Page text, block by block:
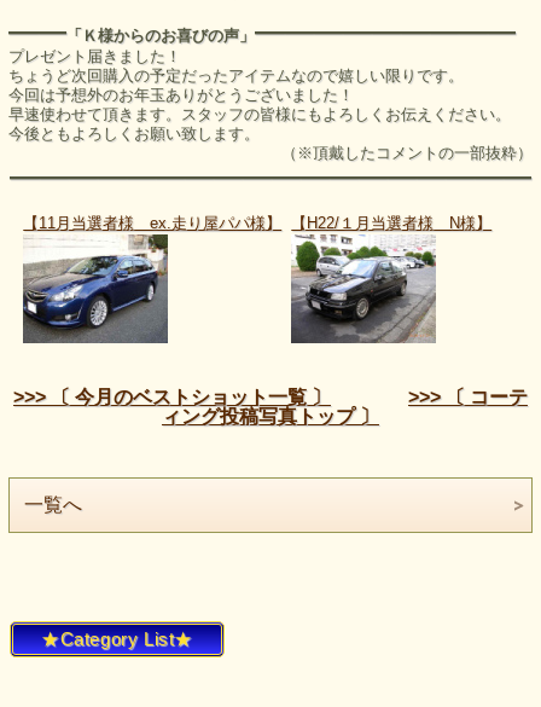
――「Ｋ様からのお喜びの声」 ―――――――――
プレゼント届きました！
ちょうど次回購入の予定だったアイテムなので嬉しい限りです。
今回は予想外のお年玉ありがとうございました！
早速使わせて頂きます。スタッフの皆様にもよろしくお伝えください。
今後ともよろしくお願い致します。
（※頂戴したコメントの一部抜粋）
――――――――――――――――――
【11月当選者様 ex.走り屋パパ様】 【H22/１月当選者様 N様】
>>> 〔 今月のベストショット一覧 〕
>>> 〔 コーテ
ィング投稿写真トップ 〕
一覧へ
★Category List★